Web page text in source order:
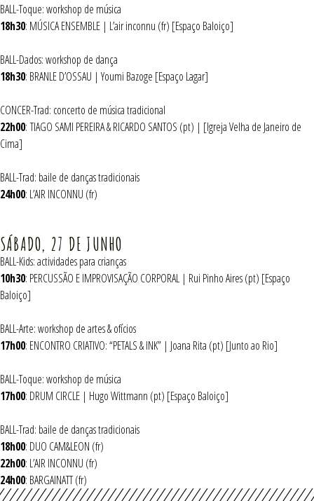
BALL-Toque: workshop de música
18h30: MÚSICA ENSEMBLE | L’air inconnu (fr) [Espaço Baloiço]
BALL-Dados: workshop de dança
18h30: BRANLE D’OSSAU | Youmi Bazoge [Espaço Lagar]
CONCER-Trad: concerto de música tradicional
22h00: TIAGO SAMI PEREIRA & RICARDO SANTOS (pt) | [Igreja Velha de Janeiro de
Cima]
BALL-Trad: baile de danças tradicionais
24h00: L’AIR INCONNU (fr)
SÁBADO, 27 DE JUNHO
BALL-Kids: actividades para crianças
10h30: PERCUSSÃO E IMPROVISAÇÃO CORPORAL | Rui Pinho Aires (pt) [Espaço
Baloiço]
BALL-Arte: workshop de artes & ofícios
17h00: ENCONTRO CRIATIVO: “PETALS & INK” | Joana Rita (pt) [Junto ao Rio]
BALL-Toque: workshop de música
17h00: DRUM CIRCLE | Hugo Wittmann (pt) [Espaço Baloiço]
BALL-Trad: baile de danças tradicionais
18h00: DUO CAM&LEON (fr)
22h00: L’AIR INCONNU (fr)
24h00: BARGAINATT (fr)